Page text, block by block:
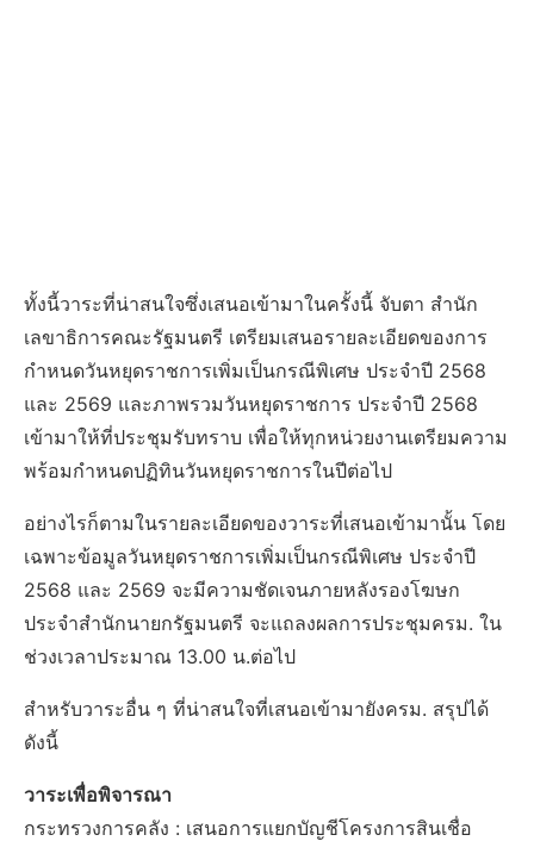
ทั้งนี้วาระที่น่าสนใจซึ่งเสนอเข้ามาในครั้งนี้ จับตา สำนัก
เลขาธิการคณะรัฐมนตรี เตรียมเสนอรายละเอียดของการ
กำหนดวันหยุดราชการเพิ่มเป็นกรณีพิเศษ ประจำปี 2568
และ 2569 และภาพรวมวันหยุดราชการ ประจำปี 2568
เข้ามาให้ที่ประชุมรับทราบ เพื่อให้ทุกหน่วยงานเตรียมความ
พร้อมกำหนดปฏิทินวันหยุดราชการในปีต่อไป
อย่างไรก็ตามในรายละเอียดของวาระที่เสนอเข้ามานั้น โดย
เฉพาะข้อมูลวันหยุดราชการเพิ่มเป็นกรณีพิเศษ ประจำปี
2568 และ 2569 จะมีความชัดเจนภายหลังรองโฆษก
ประจำสำนักนายกรัฐมนตรี จะแถลงผลการประชุมครม. ใน
ช่วงเวลาประมาณ 13.00 น.ต่อไป
สำหรับวาระอื่น ๆ ที่น่าสนใจที่เสนอเข้ามายังครม. สรุปได้
ดังนี้
วาระเพื่อพิจารณา
กระทรวงการคลัง : เสนอการแยกบัญชีโครงการสินเชื่อ